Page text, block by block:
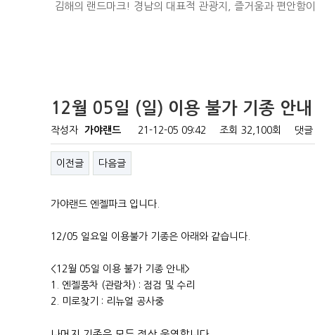
김해의 랜드마크! 경남의 대표적 관광지, 즐거움과 편안함
12월 05일 (일) 이용 불가 기종 안내
작성자 가야랜드 21-12-05 09:42 조회 32,100회 댓글
이전글 다음글
가야랜드 엔젤파크 입니다.
12/05 일요일 이용불가 기종은 아래와 같습니다.
<12월 05일 이용 불가 기종 안내>
1. 엔젤풍차 (관람차) : 점검 및 수리
2. 미로찾기 : 리뉴얼 공사중